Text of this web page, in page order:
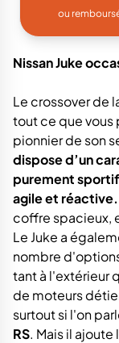
ou
Nissan Juke
Le crossover de
tout ce que vous
pionnier de son
dispose d’un
purement
agile et réactive.
coffre spacieux,
Le Juke a
nombre
tant à l'extérieur
de moteurs
surtout si l'on
RS. Mais il